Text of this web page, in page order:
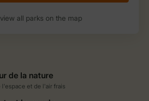
view all parks on the map